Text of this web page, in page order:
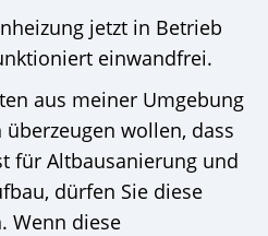
jetzt in Betrieb
einwandfrei.
aus meiner Umgebung
wollen, dass
für Altbausanierung und
dürfen Sie diese
Wenn diese